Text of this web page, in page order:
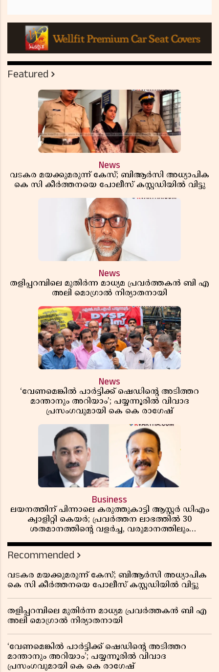
Featured
News
വടകര മയക്കുമരുന്ന് കേസ്; ബിആർസി അധ്യാപിക
കെ സി കീർത്തനയെ പോലീസ് കസ്റ്റഡിയിൽ വിട്ടു
News
തളിപ്പറമ്പിലെ മുതിർന്ന മാധ്യമ പ്രവർത്തകൻ ബി എ
അലി മൊഗ്രാൽ നിര്യാതനായി
News
‘വേണമെങ്കിൽ പാർട്ടിക്ക് ഷെഡിൻ്റെ അടിത്തറ
മാന്താനും അറിയാം’; പയ്യന്നൂരിൽ വിവാദ
പ്രസംഗവുമായി കെ കെ രാഗേഷ്
Business
ലയനത്തിന് പിന്നാലെ കരുത്തുകാട്ടി ആസ്റ്റർ ഡിഎം
ക്വാളിറ്റി കെയർ; പ്രവർത്തന ലാഭത്തിൽ 30
ശതമാനത്തിൻ്റെ വളർച്ച, വരുമാനത്തിലും
റിപ്പോർട്ട് പുറത്ത്
Recommended
വടകര മയക്കുമരുന്ന് കേസ്; ബിആർസി അധ്യാപിക
കെ സി കീർത്തനയെ പോലീസ് കസ്റ്റഡിയിൽ വിട്ടു
തളിപ്പറമ്പിലെ മുതിർന്ന മാധ്യമ പ്രവർത്തകൻ ബി എ
അലി മൊഗ്രാൽ നിര്യാതനായി
‘വേണമെങ്കിൽ പാർട്ടിക്ക് ഷെഡിൻ്റെ അടിത്തറ
മാന്താനും അറിയാം’; പയ്യന്നൂരിൽ വിവാദ
പ്രസംഗവുമായി കെ കെ രാഗേഷ്